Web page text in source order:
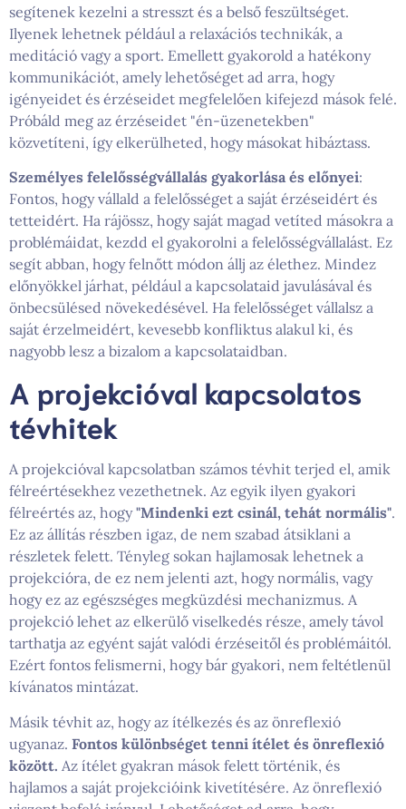
segítenek kezelni a stresszt és a belső feszültséget.
Ilyenek lehetnek például a relaxációs technikák, a
meditáció vagy a sport. Emellett gyakorold a hatékony
kommunikációt, amely lehetőséget ad arra, hogy
igényeidet és érzéseidet megfelelően kifejezd mások felé.
Próbáld meg az érzéseidet "én-üzenetekben"
közvetíteni, így elkerülheted, hogy másokat hibáztass.
Személyes felelősségvállalás gyakorlása és előnyei:
Fontos, hogy vállald a felelősséget a saját érzéseidért és
tetteidért. Ha rájössz, hogy saját magad vetíted másokra a
problémáidat, kezdd el gyakorolni a felelősségvállalást. Ez
segít abban, hogy felnőtt módon állj az élethez. Mindez
előnyökkel járhat, például a kapcsolataid javulásával és
önbecsülésed növekedésével. Ha felelősséget vállalsz a
saját érzelmeidért, kevesebb konfliktus alakul ki, és
nagyobb lesz a bizalom a kapcsolataidban.
A projekcióval kapcsolatos
tévhitek
A projekcióval kapcsolatban számos tévhit terjed el, amik
félreértésekhez vezethetnek. Az egyik ilyen gyakori
félreértés az, hogy"Mindenki ezt csinál, tehát normális".
Ez az állítás részben igaz, de nem szabad átsiklani a
részletek felett. Tényleg sokan hajlamosak lehetnek a
projekcióra, de ez nem jelenti azt, hogy normális, vagy
hogy ez az egészséges megküzdési mechanizmus. A
projekció lehet az elkerülő viselkedés része, amely távol
tarthatja az egyént saját valódi érzéseitől és problémáitól.
Ezért fontos felismerni, hogy bár gyakori, nem feltétlenül
kívánatos mintázat.
Másik tévhit az, hogy az ítélkezés és az önreflexió
ugyanaz. Fontos különbséget tenni ítélet és önreflexió
között. Az ítélet gyakran mások felett történik, és
hajlamos a saját projekcióink kivetítésére. Az önreflexió